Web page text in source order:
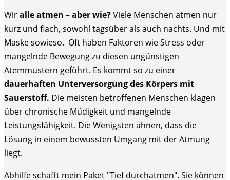
Wiralle atmen – aber wie?Viele Menschen atmen nur
kurz und flach, sowohl tagsüber als auch nachts. Und mit
Maske sowieso. Oft haben Faktoren wie Stress oder
mangelnde Bewegung zu diesen ungünstigen
Atemmustern geführt. Es kommt so zu einer
dauerhaften Unterversorgung des Körpers mit
Sauerstoff. Die meisten betroffenen Menschen klagen
über chronische Müdigkeit und mangelnde
Leistungsfähigkeit. Die Wenigsten ahnen, dass die
Lösung in einem bewussten Umgang mit der Atmung
liegt.
Abhilfe schafft mein Paket "Tief durchatmen". Sie können